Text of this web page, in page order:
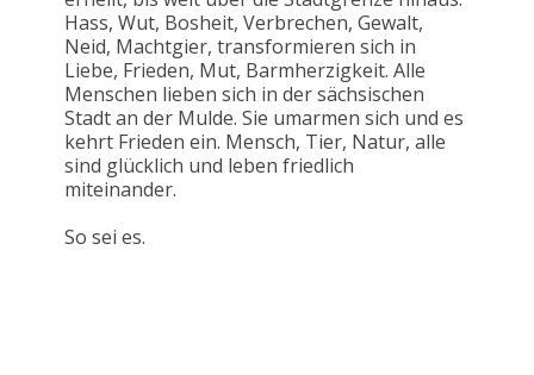
Hass, Wut, Bosheit, Verbrechen, Gewalt,
Neid, Machtgier, transformieren sich in
Liebe, Frieden, Mut, Barmherzigkeit. Alle
Menschen lieben sich in der sächsischen
Stadt an der Mulde. Sie umarmen sich und es
kehrt Frieden ein. Mensch, Tier, Natur, alle
sind glücklich und leben friedlich
miteinander.
So sei es.